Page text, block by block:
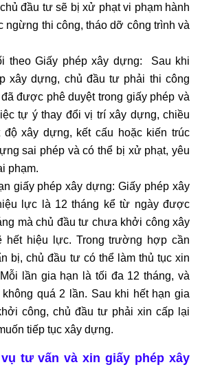
đầu tư sẽ bị xử phạt vi phạm hành
ngừng thi công, tháo dỡ công trình và
theo Giấy phép xây dựng: Sau khi
xây dựng, chủ đầu tư phải thi công
được phê duyệt trong giấy phép và
tự ý thay đổi vị trí xây dựng, chiều
độ xây dựng, kết cấu hoặc kiến trúc
sai phép và có thể bị xử phạt, yêu
phạm.
giấy phép xây dựng: Giấy phép xây
lực là 12 tháng kể từ ngày được
mà chủ đầu tư chưa khởi công xây
hết hiệu lực. Trong trường hợp cần
bị, chủ đầu tư có thể làm thủ tục xin
lần gia hạn là tối đa 12 tháng, và
quá 2 lần. Sau khi hết hạn gia
công, chủ đầu tư phải xin cấp lại
tiếp tục xây dựng.
tư vấn và xin giấy phép xây